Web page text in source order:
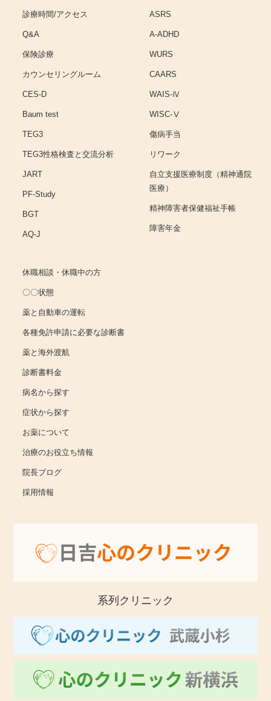
診療時間/アクセス
Q&A
保険診療
カウンセリングルーム
CES-D
Baum test
TEG3
TEG3性格検査と交流分析
JART
PF-Study
BGT
AQ-J
ASRS
A-ADHD
WURS
CAARS
WAIS-Ⅳ
WISC-Ⅴ
傷病手当
リワーク
自立支援医療制度（精神通院
医療）
精神障害者保健福祉手帳
障害年金
休職相談・休職中の方
〇〇状態
薬と自動車の運転
各種免許申請に必要な診断書
薬と海外渡航
診断書料金
病名から探す
症状から探す
お薬について
治療のお役立ち情報
院長ブログ
採用情報
系列クリニック